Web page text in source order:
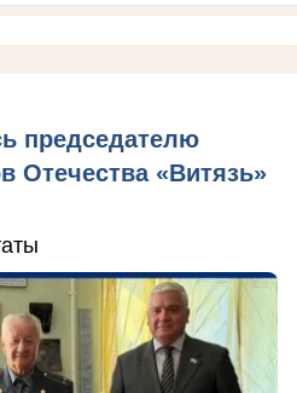
председателю
Отечества «Витязь»